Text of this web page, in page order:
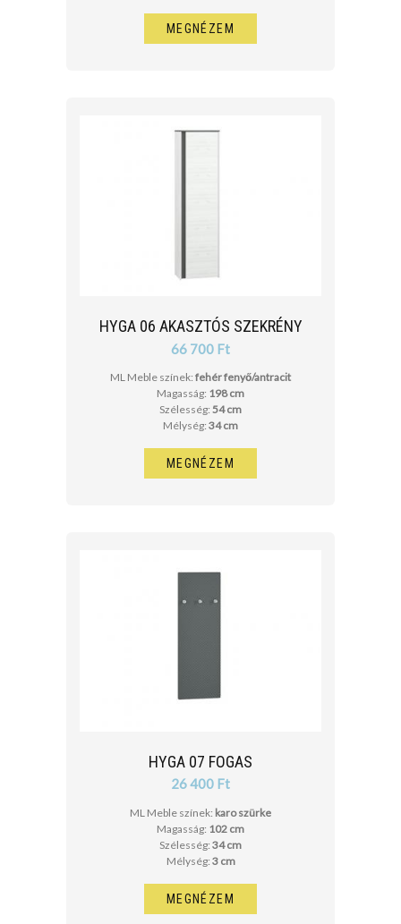
MEGNÉZEM
HYGA 06 AKASZTÓS SZEKRÉNY
66 700 Ft
ML Meble színek: fehér fenyő/antracit
Magasság: 198 cm
Szélesség: 54 cm
Mélység: 34 cm
MEGNÉZEM
HYGA 07 FOGAS
26 400 Ft
ML Meble színek: karo szürke
Magasság: 102 cm
Szélesség: 34 cm
Mélység: 3 cm
MEGNÉZEM